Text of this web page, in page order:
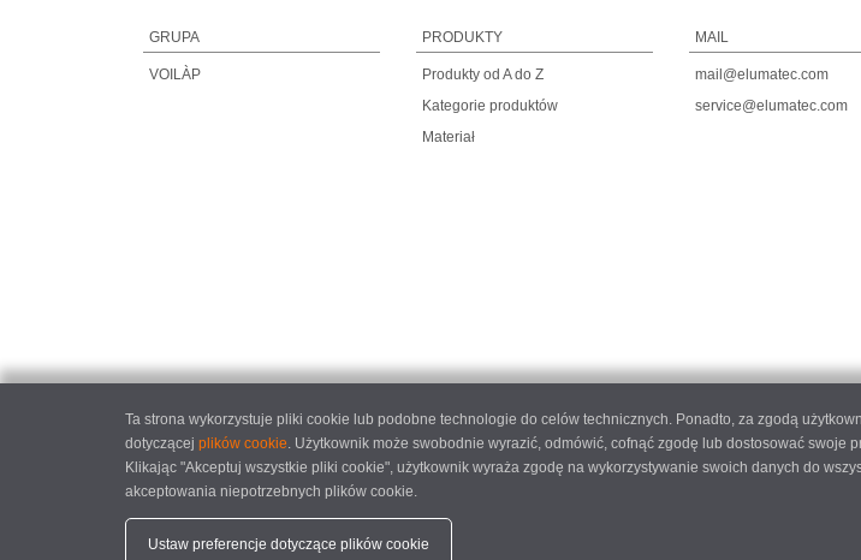
GRUPA
VOILÀP
PRODUKTY
Produkty od A do Z
Kategorie produktów
Materiał
MAIL
mail@elumatec.com
service@elumatec.com
Ta strona wykorzystuje pliki cookie lub podobne technologie do celów technicznych. Ponadto, za zgodą
dotyczącej plików cookie. Użytkownik może swobodnie wyrazić, odmówić, cofnąć zgodę lub dostosować
Klikając "Akceptuj wszystkie pliki cookie", użytkownik wyraża zgodę na wykorzystywanie swoich danych do
akceptowania niepotrzebnych plików cookie.
Ustaw preferencje dotyczące plików cookie